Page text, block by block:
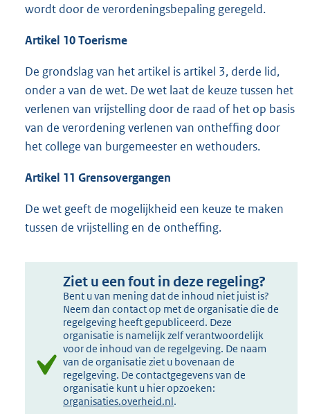
wordt door de verordeningsbepaling geregeld.
Artikel 10 Toerisme
De grondslag van het artikel is artikel 3, derde lid,
onder a van de wet. De wet laat de keuze tussen het
verlenen van vrijstelling door de raad of het op basis
van de verordening verlenen van ontheffing door
het college van burgemeester en wethouders.
Artikel 11 Grensovergangen
De wet geeft de mogelijkheid een keuze te maken
tussen de vrijstelling en de ontheffing.
Ziet u een fout in deze regeling?
Bent u van mening dat de inhoud niet juist is?
Neem dan contact op met de organisatie die de
regelgeving heeft gepubliceerd. Deze
organisatie is namelijk zelf verantwoordelijk
voor de inhoud van de regelgeving. De naam
van de organisatie ziet u bovenaan de
regelgeving. De contactgegevens van de
organisatie kunt u hier opzoeken:
organisaties.overheid.nl.